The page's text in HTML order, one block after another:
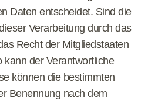
Daten entscheidet. Sind die
Verarbeitung durch das
Recht der Mitgliedstaaten
kann der Verantwortliche
können die bestimmten
Benennung nach dem